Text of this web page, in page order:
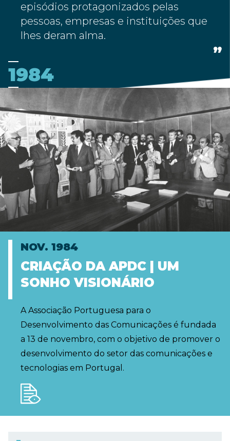
episódios protagonizados pelas
pessoas, empresas e instituições que
lhes deram alma.
1984
NOV. 1984
CRIAÇÃO DA APDC | UM
SONHO VISIONÁRIO
A Associação Portuguesa para o
Desenvolvimento das Comunicações é fundada
a 13 de novembro, com o objetivo de promover o
desenvolvimento do setor das comunicações e
tecnologias em Portugal.